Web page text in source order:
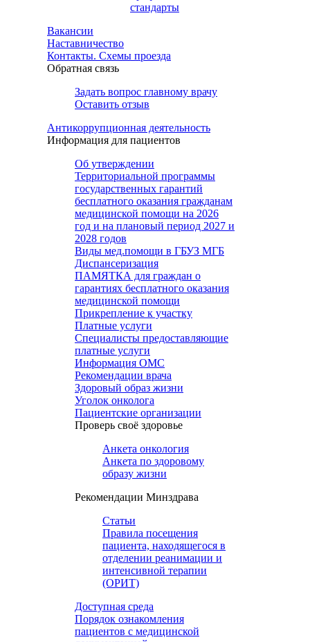
стандарты
Вакансии
Наставничество
Контакты. Схемы проезда
Обратная связь
Задать вопрос главному врачу
Оставить отзыв
Антикоррупционная деятельность
Информация для пациентов
Об утверждении
Территориальной программы
государственных гарантий
бесплатного оказания гражданам
медицинской помощи на 2026
год и на плановый период 2027 и
2028 годов
Виды мед.помощи в ГБУЗ МГБ
Диспансеризация
ПАМЯТКА для граждан о
гарантиях бесплатного оказания
медицинской помощи
Прикрепление к участку
Платные услуги
Специалисты предоставляющие
платные услуги
Информация ОМС
Рекомендации врача
Здоровый образ жизни
Уголок онколога
Пациентские организации
Проверь своё здоровье
Анкета онкология
Анкета по здоровому
образу жизни
Рекомендации Минздрава
Статьи
Правила посещения
пациента, находящегося в
отделении реанимации и
интенсивной терапии
(ОРИТ)
Доступная среда
Порядок ознакомления
пациентов с медицинской